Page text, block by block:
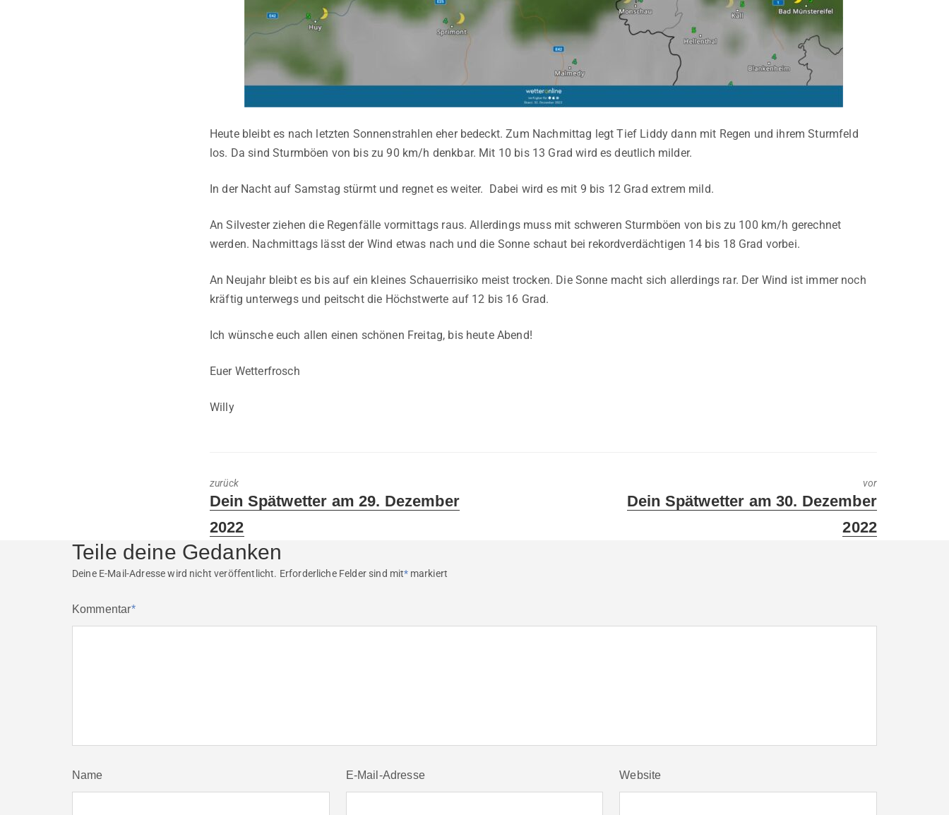
Heute bleibt es nach letzten Sonnenstrahlen eher bedeckt. Zum Nachmittag legt Tief Liddy dann mit Regen und ihrem Sturmfeld
los. Da sind Sturmböen von bis zu 90 km/h denkbar. Mit 10 bis 13 Grad wird es deutlich milder.
In der Nacht auf Samstag stürmt und regnet es weiter. Dabei wird es mit 9 bis 12 Grad extrem mild.
An Silvester ziehen die Regenfälle vormittags raus. Allerdings muss mit schweren Sturmböen von bis zu 100 km/h gerechnet
werden. Nachmittags lässt der Wind etwas nach und die Sonne schaut bei rekordverdächtigen 14 bis 18 Grad vorbei.
An Neujahr bleibt es bis auf ein kleines Schauerrisiko meist trocken. Die Sonne macht sich allerdings rar. Der Wind ist immer noch
kräftig unterwegs und peitscht die Höchstwerte auf 12 bis 16 Grad.
Ich wünsche euch allen einen schönen Freitag, bis heute Abend!
Euer Wetterfrosch
Willy
zurück
Previous
Dein Spätwetter am 29. Dezember
2022
vor
Next
Dein Spätwetter am 30. Dezember
2022
Teile deine Gedanken
Deine E-Mail-Adresse wird nicht veröffentlicht. Erforderliche Felder sind mit*markiert
Kommentar*
Name E-Mail-Adresse Website